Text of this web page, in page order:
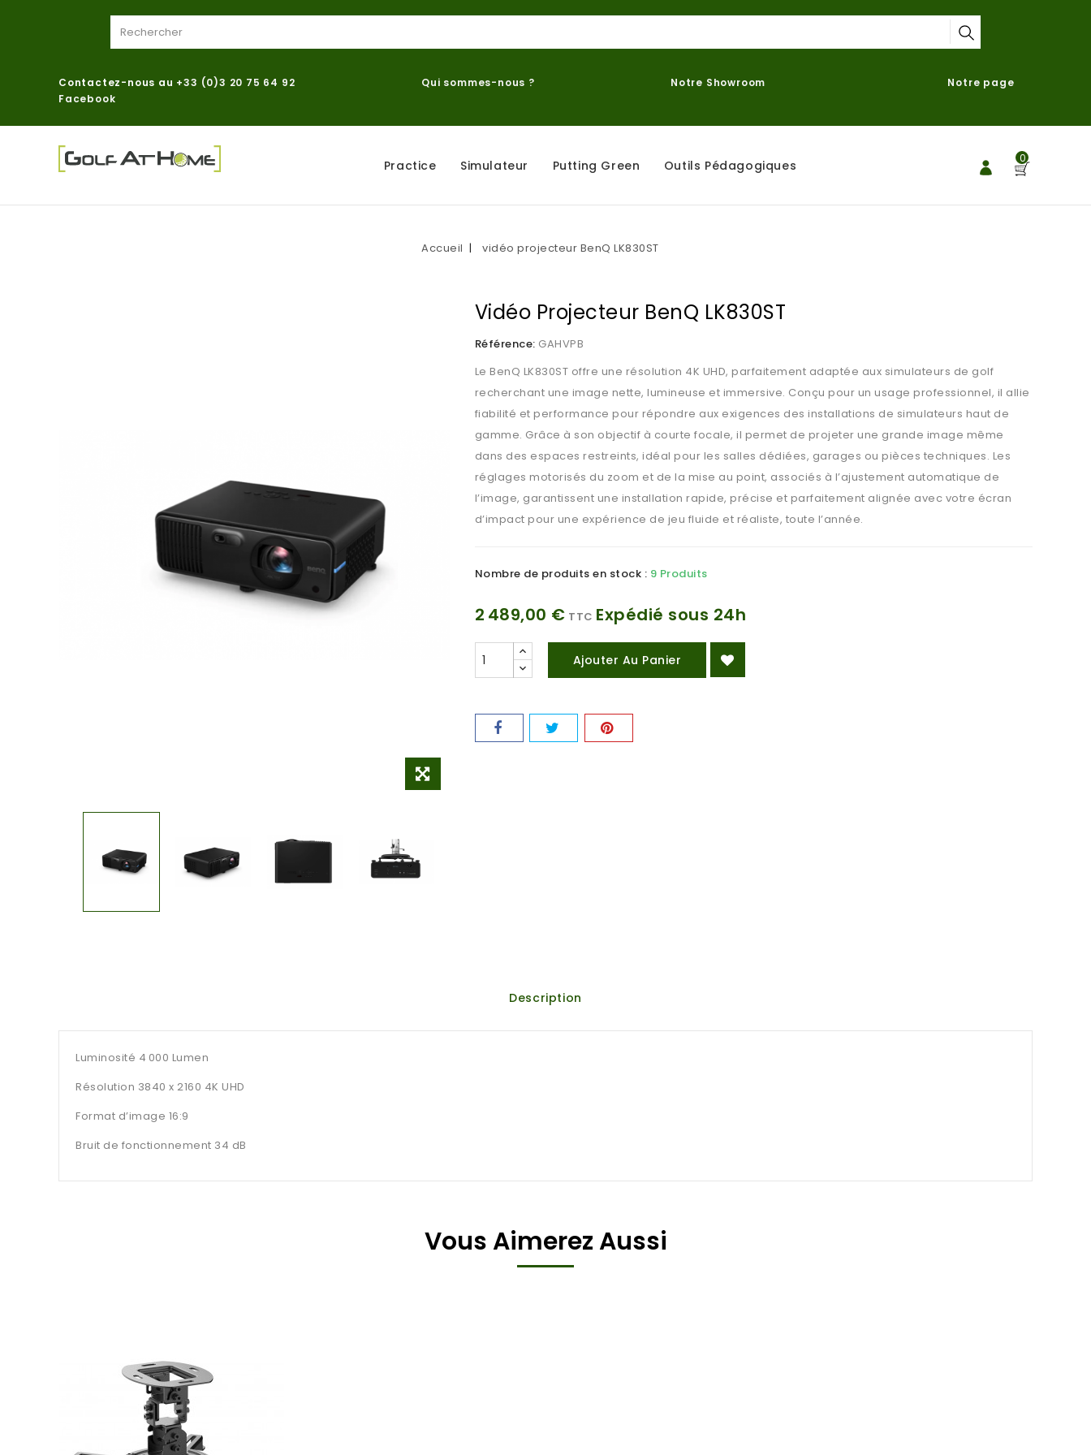
Contactez-nous au +33 (0)3 20 75 64 92 Qui sommes-nous ? Notre Showroom
Notre page
Facebook
0
Practice Simulateur Putting Green Outils Pédagogiques
Accueil vidéo projecteur BenQ LK830ST
Vidéo Projecteur BenQ LK830ST
Référence: GAHVPB
Le BenQ LK830ST offre une résolution 4K UHD, parfaitement adaptée aux simulateurs de golf
recherchant une image nette, lumineuse et immersive. Conçu pour un usage professionnel, il allie
fiabilité et performance pour répondre aux exigences des installations de simulateurs haut de
gamme. Grâce à son objectif à courte focale, il permet de projeter une grande image même
dans des espaces restreints, idéal pour les salles dédiées, garages ou pièces techniques. Les
réglages motorisés du zoom et de la mise au point, associés à l’ajustement automatique de
l’image, garantissent une installation rapide, précise et parfaitement alignée avec votre écran
d’impact pour une expérience de jeu fluide et réaliste, toute l’année.
Nombre de produits en stock : 9 Produits
2 489,00 € TTC Expédié sous 24h
Ajouter Au Panier
Description
Luminosité 4 000 Lumen
Résolution 3840 x 2160 4K UHD
Format d’image 16:9
Bruit de fonctionnement 34 dB
Vous Aimerez Aussi